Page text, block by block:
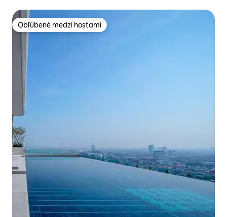
Obľúbené medzi hosťami
Obľúbené medzi hosťami